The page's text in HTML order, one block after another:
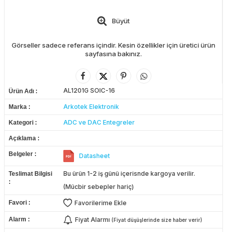
Büyüt
Görseller sadece referans içindir. Kesin özellikler için üretici ürün
sayfasına bakınız.
Ürün Adı AL1201G SOIC-16
Marka Arkotek Elektronik
Kategori ADC ve DAC Entegreler
Açıklama
Belgeler Datasheet
Teslimat Bilgisi
Bu ürün 1-2 iş günü içerisnde kargoya verilir.
(Mücbir sebepler hariç)
Favori Favorilerime Ekle
Alarm Fiyat Alarmı (Fiyat düşüşlerinde size haber verir)